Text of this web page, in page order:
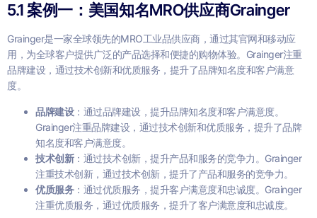
5.1 案例一：美国知名MRO供应商Grainger
Grainger是一家全球领先的MRO工业品供应商，通过其官网和移动应
用，为全球客户提供广泛的产品选择和便捷的购物体验。Grainger注重
品牌建设，通过技术创新和优质服务，提升了品牌知名度和客户满意
度。
品牌建设：通过品牌建设，提升品牌知名度和客户满意度。
Grainger注重品牌建设，通过技术创新和优质服务，提升了品牌
知名度和客户满意度。
技术创新：通过技术创新，提升产品和服务的竞争力。Grainger
注重技术创新，通过技术创新，提升了产品和服务的竞争力。
优质服务：通过优质服务，提升客户满意度和忠诚度。Grainger
注重优质服务，通过优质服务，提升了客户满意度和忠诚度。